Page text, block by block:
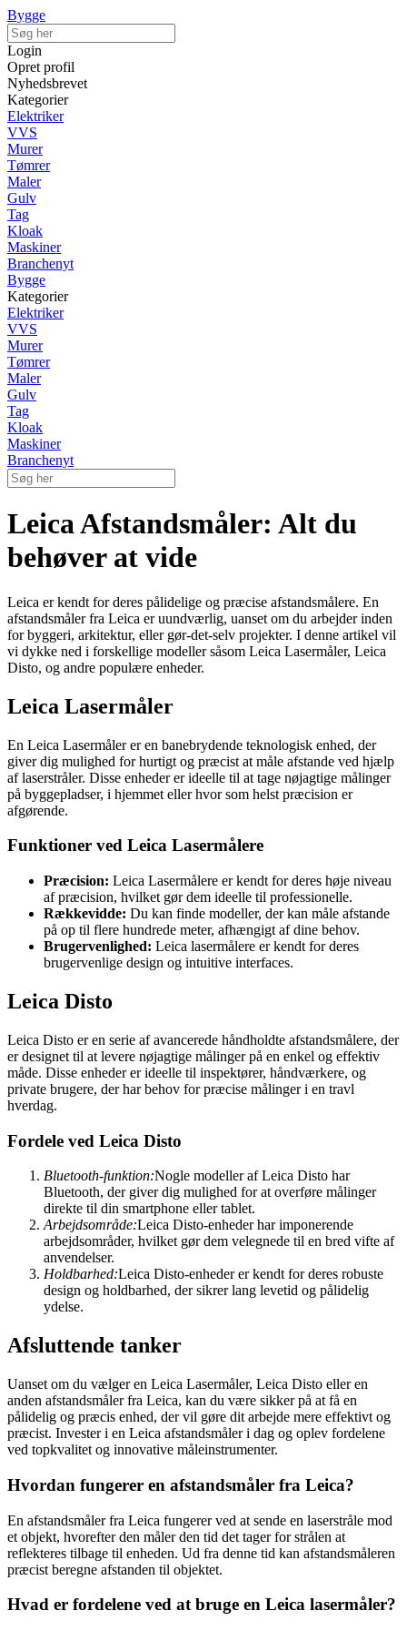
Bygge
Login
Opret profil
Nyhedsbrevet
Kategorier
Elektriker
VVS
Murer
Tømrer
Maler
Gulv
Tag
Kloak
Maskiner
Branchenyt
Bygge
Kategorier
Elektriker
VVS
Murer
Tømrer
Maler
Gulv
Tag
Kloak
Maskiner
Branchenyt
Leica Afstandsmåler: Alt du
behøver at vide
Leica er kendt for deres pålidelige og præcise afstandsmålere. En
afstandsmåler fra Leica er uundværlig, uanset om du arbejder inden
for byggeri, arkitektur, eller gør-det-selv projekter. I denne artikel vil
vi dykke ned i forskellige modeller såsom Leica Lasermåler, Leica
Disto, og andre populære enheder.
Leica Lasermåler
En Leica Lasermåler er en banebrydende teknologisk enhed, der
giver dig mulighed for hurtigt og præcist at måle afstande ved hjælp
af laserstråler. Disse enheder er ideelle til at tage nøjagtige målinger
på byggepladser, i hjemmet eller hvor som helst præcision er
afgørende.
Funktioner ved Leica Lasermålere
Præcision: Leica Lasermålere er kendt for deres høje niveau
af præcision, hvilket gør dem ideelle til professionelle.
Rækkevidde: Du kan finde modeller, der kan måle afstande
på op til flere hundrede meter, afhængigt af dine behov.
Brugervenlighed: Leica lasermålere er kendt for deres
brugervenlige design og intuitive interfaces.
Leica Disto
Leica Disto er en serie af avancerede håndholdte afstandsmålere, der
er designet til at levere nøjagtige målinger på en enkel og effektiv
måde. Disse enheder er ideelle til inspektører, håndværkere, og
private brugere, der har behov for præcise målinger i en travl
hverdag.
Fordele ved Leica Disto
Bluetooth-funktion:Nogle modeller af Leica Disto har
Bluetooth, der giver dig mulighed for at overføre målinger
direkte til din smartphone eller tablet.
Arbejdsområde:Leica Disto-enheder har imponerende
arbejdsområder, hvilket gør dem velegnede til en bred vifte af
anvendelser.
Holdbarhed:Leica Disto-enheder er kendt for deres robuste
design og holdbarhed, der sikrer lang levetid og pålidelig
ydelse.
Afsluttende tanker
Uanset om du vælger en Leica Lasermåler, Leica Disto eller en
anden afstandsmåler fra Leica, kan du være sikker på at få en
pålidelig og præcis enhed, der vil gøre dit arbejde mere effektivt og
præcist. Invester i en Leica afstandsmåler i dag og oplev fordelene
ved topkvalitet og innovative måleinstrumenter.
Hvordan fungerer en afstandsmåler fra Leica?
En afstandsmåler fra Leica fungerer ved at sende en laserstråle mod
et objekt, hvorefter den måler den tid det tager for strålen at
reflekteres tilbage til enheden. Ud fra denne tid kan afstandsmåleren
præcist beregne afstanden til objektet.
Hvad er fordelene ved at bruge en Leica lasermåler?